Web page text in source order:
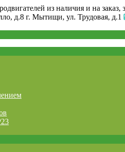
из наличия и на
д.8 г. Мытищи, ул. Трудовая, д.1